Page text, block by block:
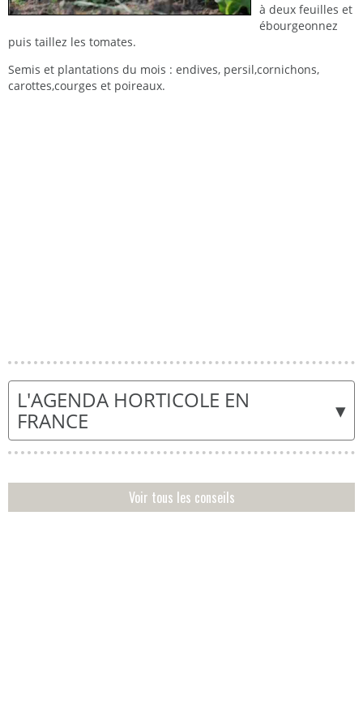
à deux feuilles et
ébourgeonnez
puis taillez les tomates.
Semis et plantations du mois : endives, persil,cornichons,
carottes,courges et poireaux.
▾
L'AGENDA HORTICOLE EN
FRANCE
Voir tous les conseils